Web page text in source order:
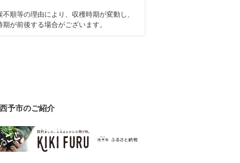
順等の理由により、収穫時期が変動し、
期が前後する場合がございます。
予市のご紹介